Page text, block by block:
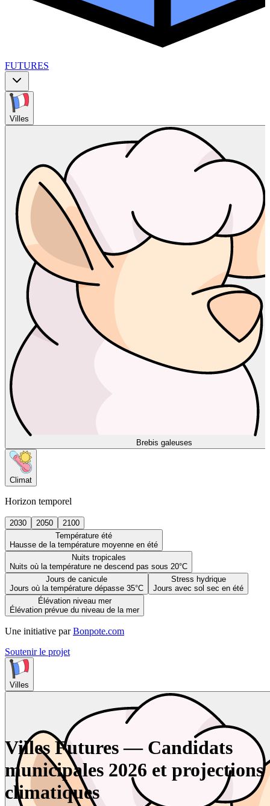
FUTURES
Villes
Brebis galeuses
Climat
Horizon temporel
2030 2050
2100
Température été
Hausse de la température moyenne en été
Nuits tropicales
Nuits où la température ne descend pas sous 20°C
Jours de canicule
Jours où la température dépasse 35°C
Stress hydrique
Jours avec sol sec en été
Élévation niveau mer
Élévation prévue du niveau de la mer
Une initiative par Bonpote.com
Soutenir le projet
Villes
Villes Futures — Candidats
municipales 2026 et projections
climatiques